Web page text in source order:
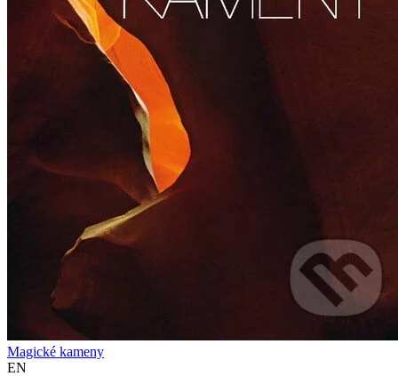
Magické kameny
EN